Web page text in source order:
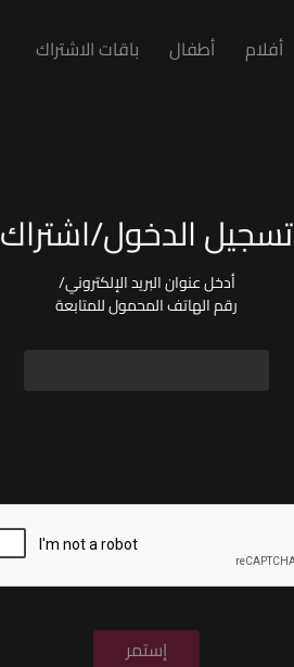
أفلام أطفال باقات الاشتراك
تسجيل الدخول/اشتراك
أدخل عنوان البريد الإلكتروني/
رقم الهاتف المحمول للمتابعة
إستمر